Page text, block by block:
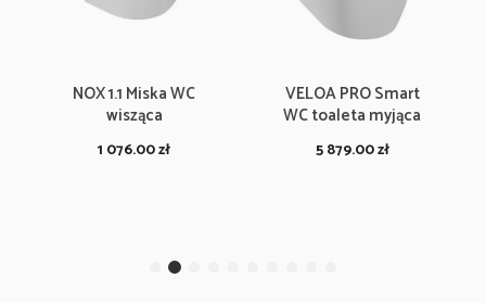
NOX 1.1 Miska WC
wisząca
1 076.00zł
VELOA PRO Smart
WC toaleta myjąca
5 879.00zł